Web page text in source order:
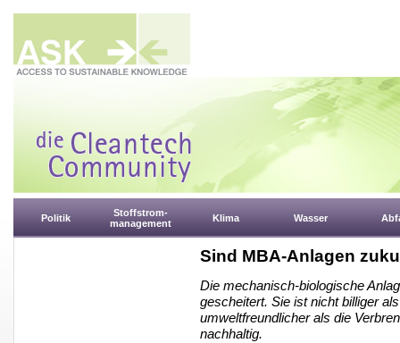
Politik
Stoffstrom-
management
Klima Wasser
Sind MBA-Anlagen
Die mechanisch-biologische
gescheitert. Sie ist nicht billiger
umweltfreundlicher als die
nachhaltig.